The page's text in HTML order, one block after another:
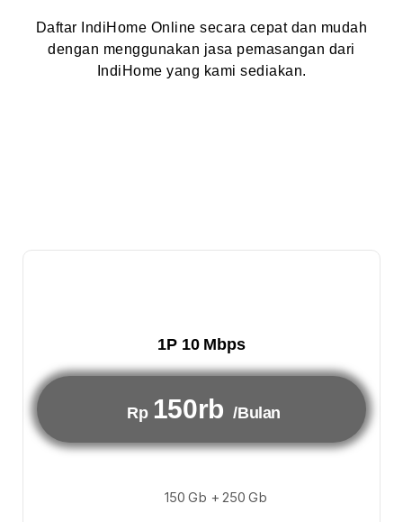
Daftar IndiHome Online secara cepat dan mudah
dengan menggunakan jasa pemasangan dari
IndiHome yang kami sediakan.
1P 10 Mbps
Rp 150rb /Bulan
150 Gb + 250 Gb